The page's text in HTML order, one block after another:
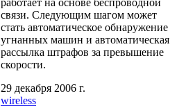
работает на основе беспроводной
связи. Следующим шагом может
стать автоматическое обнаружение
угнанных машин и автоматическая
рассылка штрафов за превышение
скорости.
29 декабря 2006 г.
wireless